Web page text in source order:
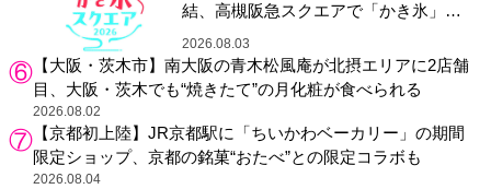
結、高槻阪急スクエアで「かき氷」祭
り
2026.08.03
【大阪・茨木市】南大阪の青木松風庵が北摂エリアに2店舗
目、大阪・茨木でも“焼きたて”の月化粧が食べられる
2026.08.02
【京都初上陸】JR京都駅に「ちいかわベーカリー」の期間
限定ショップ、京都の銘菓“おたべ”との限定コラボも
2026.08.04